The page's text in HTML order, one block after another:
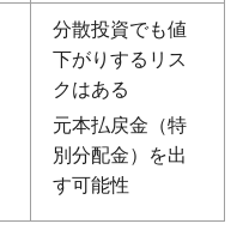
分散投資でも値
下がりするリス
クはある
元本払戻金（特
別分配金）を出
す可能性